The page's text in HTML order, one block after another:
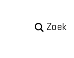
Zoek